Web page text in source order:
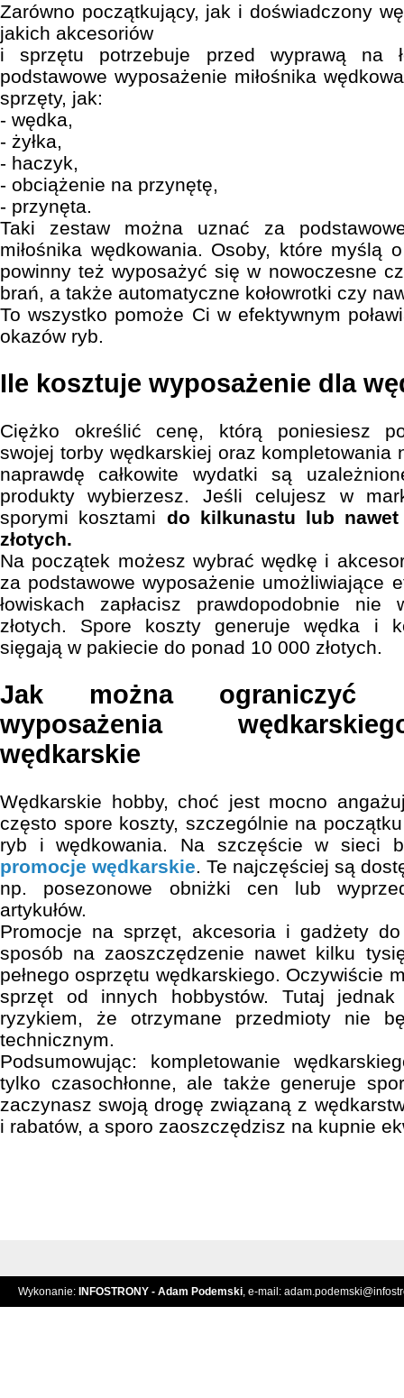
Zarówno początkujący, jak i doświadczony
jakich akcesoriów
i sprzętu potrzebuje przed wyprawą na
podstawowe wyposażenie miłośnika
sprzęty, jak:
- wędka,
- żyłka,
- haczyk,
- obciążenie na przynętę,
- przynęta.
Taki zestaw można uznać za
miłośnika wędkowania. Osoby, które myślą
powinny też wyposażyć się w nowoczesne
brań, a także automatyczne kołowrotki czy
To wszystko pomoże Ci w efektywnym
okazów ryb.
Ile kosztuje wyposażenie dla
Ciężko określić cenę, którą poniesiesz
swojej torby wędkarskiej oraz kompletowania
naprawdę całkowite wydatki są
produkty wybierzesz. Jeśli celujesz w
sporymi kosztami do kilkunastu lub
złotych.
Na początek możesz wybrać wędkę i
za podstawowe wyposażenie umożliwiające
łowiskach zapłacisz prawdopodobnie
złotych. Spore koszty generuje wędka i
sięgają w pakiecie do ponad 10 000 złotych.
Jak można ograniczyć
wyposażenia
wędkarskie
Wędkarskie hobby, choć jest mocno
często spore koszty, szczególnie na
ryb i wędkowania. Na szczęście w sieci
promocje wędkarskie. Te najczęściej są
np. posezonowe obniżki cen lub
artykułów.
Promocje na sprzęt, akcesoria i gadżety
sposób na zaoszczędzenie nawet kilku
pełnego osprzętu wędkarskiego. Oczywiście
sprzęt od innych hobbystów. Tutaj
ryzykiem, że otrzymane przedmioty nie
technicznym.
Podsumowując: kompletowanie
tylko czasochłonne, ale także generuje
zaczynasz swoją drogę związaną z
i rabatów, a sporo zaoszczędzisz na kupnie
Wykonanie: INFOSTRONY - Adam Podemski, e-mail: